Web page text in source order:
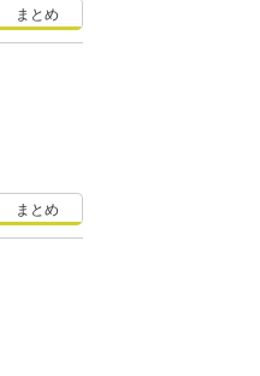
まとめ
まとめ